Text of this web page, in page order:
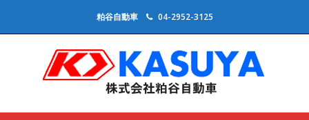
粕谷自動車 04-2952-3125